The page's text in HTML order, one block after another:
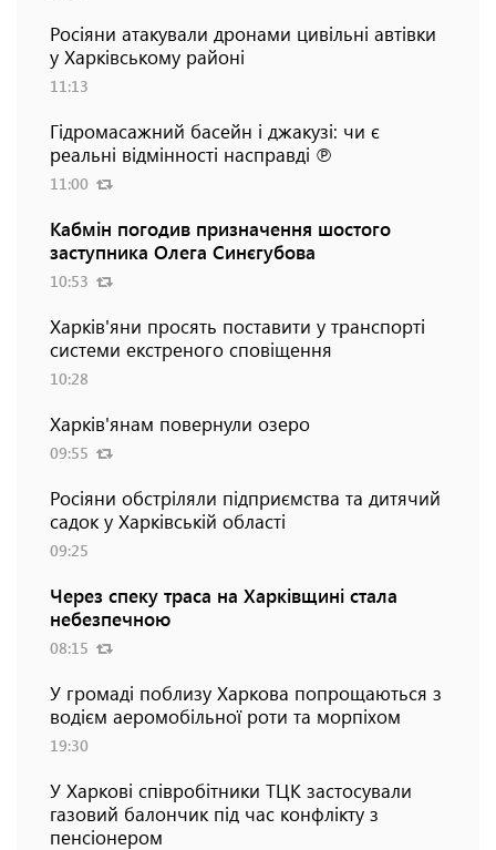
Росіяни атакували дронами цивільні автівки
у Харківському районі
11:13
Гідромасажний басейн і джакузі: чи є
реальні відмінності насправді ℗
11:00
Кабмін погодив призначення шостого
заступника Олега Синєгубова
10:53
Харків'яни просять поставити у транспорті
системи екстреного сповіщення
10:28
Харків'янам повернули озеро
09:55
Росіяни обстріляли підприємства та дитячий
садок у Харківській області
09:25
Через спеку траса на Харківщині стала
небезпечною
08:15
У громаді поблизу Харкова попрощаються з
водієм аеромобільної роти та морпіхом
19:30
У Харкові співробітники ТЦК застосували
газовий балончик під час конфлікту з
пенсіонером